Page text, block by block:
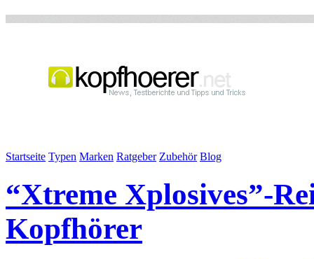
Startseite Typen Marken Ratgeber Zubehör Blog
“Xtreme Xplosives”-
Kopfhörer